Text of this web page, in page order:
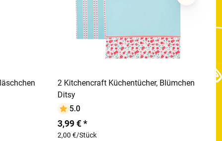
In den Warenkorb
2 Kitchencraft Küchentücher, Blümchen
Ditsy
5.0
3,99 € *
2,00 €/Stück